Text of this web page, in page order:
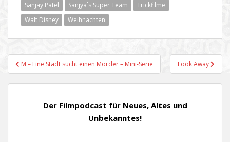
Sanjay Patel
Sanjya`s Super Team
Trickfilme
Walt Disney
Weihnachten
Beitragsnavigation
M – Eine Stadt sucht einen Mörder – Mini-Serie Look Away
Der Filmpodcast für Neues, Altes und
Unbekanntes!